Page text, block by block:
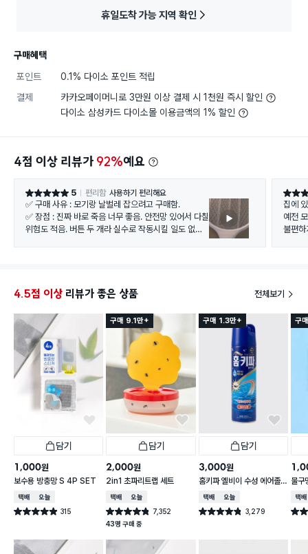
휴일도착 가능 지역 확인
구매혜택
포인트
0.1% 다이소 포인트 적립
결제
카카오페이머니로 3만원 이상 결제 시 1천원 즉시 할인
다이소 삼성카드 다이소몰 이용금액의 1% 할인
4점 이상 리뷰가 92%예요
별점 5점 5 편리함 사용하기 편리해요
✅ 구매 사유 : 모기랑 날벌레 잡으려고 구매함.
✅ 장점 : 진짜 바로 죽음 너무 좋음. 안전망 있어서 다칠
위험도 적음. 버튼 두 개라 실수로 작동시킬 일도 없음.
별점 5
집에
예전
불편하
4.5점 이상 리뷰가 좋은 상품 전체보기
담기
1,000원
보수용 방충망 S 4P SET
택배배송오늘배송
별점 4.9점 315
건 작성
구매 9.1만+
담기
2,000원
2in1 초파리트랩 세트
택배배송오늘배송
별점 4.8점 7,352
건 작성
43명 구매 중
구매 1.3만+
담기
3,000원
홈키파 엘비이 수성 에어졸
500 ml
택배배송오늘배송
별점 4.8점 3,279
건 작성
구
물구
택배
별점